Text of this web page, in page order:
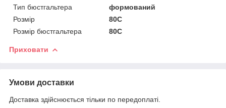
Тип бюстгальтера
формований
Розмір
80С
Розмір бюстгальтера
80С
Приховати
Умови доставки
Доставка здійснюється тільки по передоплаті.